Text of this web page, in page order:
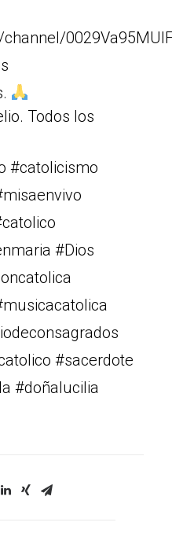
Todos los
#catolicismo
#Dios
#sacerdote
#doñalucilia